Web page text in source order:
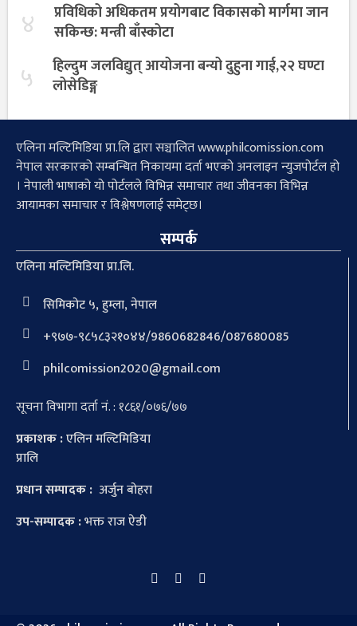
४
प्रविधिको अधिकतम प्रयोगबाट विकासको मार्गमा जान
सकिन्छ: मन्त्री बाँस्कोटा
५
हिल्दुम जलविद्युत् आयोजना बन्यो दुहुना गाई,२२ घण्टा
लोसेडिङ्ग
एलिना मल्टिमिडिया प्रा.लि द्वारा सञ्चालित www.philcomission.com
नेपाल सरकारको सम्बन्धित निकायमा दर्ता भएको अनलाइन न्युजपोर्टल हो
। नेपाली भाषाको यो पोर्टलले विभिन्न समाचार तथा जीवनका विभिन्न
आयामका समाचार र विश्लेषणलाई समेट्छ।
सम्पर्क
एलिना मल्टिमिडिया प्रा.लि.
सिमिकोट ५, हुम्ला, नेपाल
+९७७-९८५८३२१०४४/9860682846/087680085
philcomission2020@gmail.com
सूचना विभागा दर्ता नं. : १८६१/०७६/७७
प्रकाशक :एलिन मल्टिमिडिया
प्रालि
प्रधान सम्पादक : अर्जुन बोहरा
उप-सम्पादक :भक्त राज ऐडी